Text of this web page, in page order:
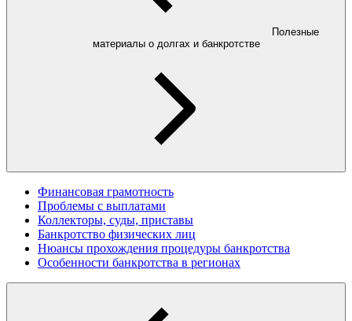
Полезные
материалы о долгах и банкротстве
Финансовая грамотность
Проблемы с выплатами
Коллекторы, суды, приставы
Банкротство физических лиц
Нюансы прохождения процедуры банкротства
Особенности банкротства в регионах